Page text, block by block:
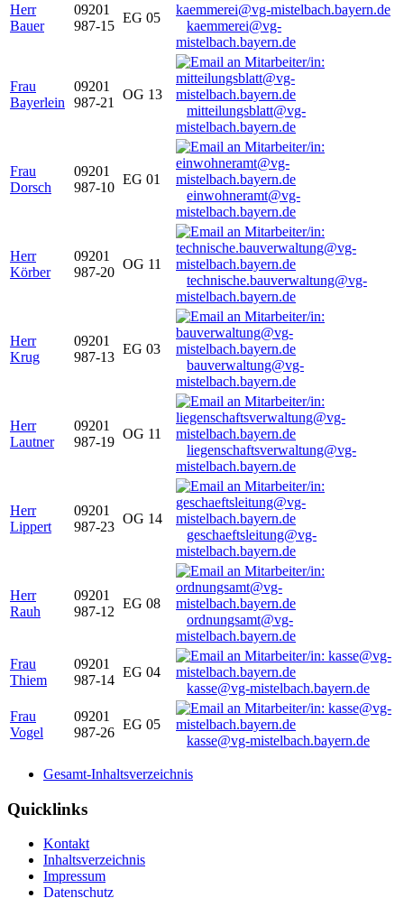
Herr
Bauer
09201
987-15
EG 05
kaemmerei@vg-
mistelbach.bayern.de
Frau
Bayerlein
09201
987-21
OG 13
mitteilungsblatt@vg-
mistelbach.bayern.de
Frau
Dorsch
09201
987-10
EG 01
einwohneramt@vg-
mistelbach.bayern.de
Herr
Körber
09201
987-20
OG 11
technische.bauverwaltung@vg-
mistelbach.bayern.de
Herr
Krug
09201
987-13
EG 03
bauverwaltung@vg-
mistelbach.bayern.de
Herr
Lautner
09201
987-19
OG 11
liegenschaftsverwaltung@vg-
mistelbach.bayern.de
Herr
Lippert
09201
987-23
OG 14
geschaeftsleitung@vg-
mistelbach.bayern.de
Herr
Rauh
09201
987-12
EG 08
ordnungsamt@vg-
mistelbach.bayern.de
Frau
Thiem
09201
987-14
EG 04
kasse@vg-mistelbach.bayern.de
Frau
Vogel
09201
987-26
EG 05
kasse@vg-mistelbach.bayern.de
Gesamt-Inhaltsverzeichnis
Quicklinks
Kontakt
Inhaltsverzeichnis
Impressum
Datenschutz